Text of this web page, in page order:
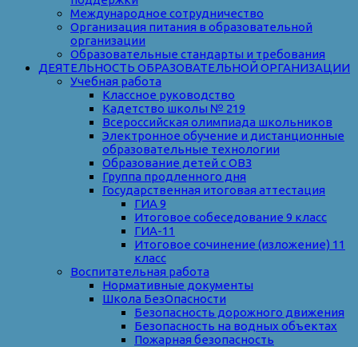
Международное сотрудничество
Организация питания в образовательной
организации
Образовательные стандарты и требования
ДЕЯТЕЛЬНОСТЬ ОБРАЗОВАТЕЛЬНОЙ ОРГАНИЗАЦИИ
Учебная работа
Классное руководство
Кадетство школы № 219
Всероссийская олимпиада школьников
Электронное обучение и дистанционные
образовательные технологии
Образование детей с ОВЗ
Группа продленного дня
Государственная итоговая аттестация
ГИА 9
Итоговое собеседование 9 класс
ГИА-11
Итоговое сочинение (изложение) 11
класс
Воспитательная работа
Нормативные документы
Школа БезОпасности
Безопасность дорожного движения
Безопасность на водных объектах
Пожарная безопасность